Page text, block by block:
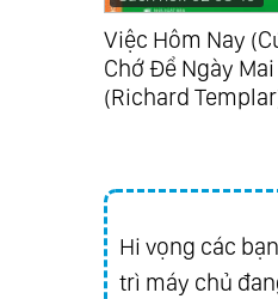
Vị Tu Sĩ Bán
Ferrari (Robin
Sharma)
Hi vọng các
trì máy chủ